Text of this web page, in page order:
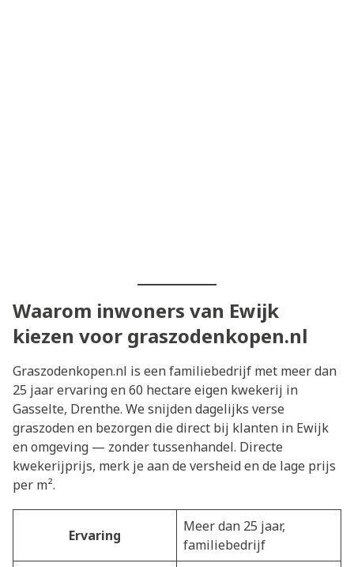
Waarom inwoners van Ewijk
kiezen voor graszodenkopen.nl
Graszodenkopen.nl is een familiebedrijf met meer dan
25 jaar ervaring en 60 hectare eigen kwekerij in
Gasselte, Drenthe. We snijden dagelijks verse
graszoden en bezorgen die direct bij klanten in Ewijk
en omgeving — zonder tussenhandel. Directe
kwekerijprijs, merk je aan de versheid en de lage prijs
per m².
Ervaring
Meer dan 25 jaar,
familiebedrijf